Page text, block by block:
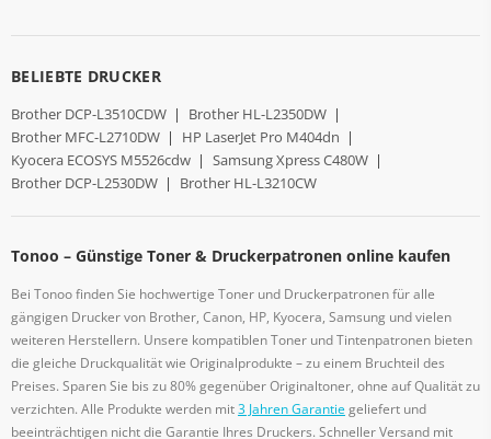
BELIEBTE DRUCKER
Brother DCP-L3510CDW | Brother HL-L2350DW |
Brother MFC-L2710DW | HP LaserJet Pro M404dn |
Kyocera ECOSYS M5526cdw | Samsung Xpress C480W |
Brother DCP-L2530DW | Brother HL-L3210CW
Tonoo – Günstige Toner & Druckerpatronen online kaufen
Bei Tonoo finden Sie hochwertige Toner und Druckerpatronen für alle
gängigen Drucker von Brother, Canon, HP, Kyocera, Samsung und vielen
weiteren Herstellern. Unsere kompatiblen Toner und Tintenpatronen bieten
die gleiche Druckqualität wie Originalprodukte – zu einem Bruchteil des
Preises. Sparen Sie bis zu 80% gegenüber Originaltoner, ohne auf Qualität zu
verzichten. Alle Produkte werden mit3 Jahren Garantiegeliefert und
beeinträchtigen nicht die Garantie Ihres Druckers. Schneller Versand mit